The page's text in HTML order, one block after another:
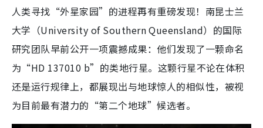
人类寻找“外星家园”的进程再有重磅发现！南昆士兰
大学（University of Southern Queensland）的国际
研究团队早前公开一项震撼成果：他们发现了一颗命名
为“HD 137010 b”的类地行星。这颗行星不论在体积
还是运行规律上，都展现出与地球惊人的相似性，被视
为目前最有潜力的“第二个地球”候选者。